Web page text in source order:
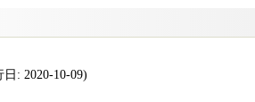
: 2020-10-09)